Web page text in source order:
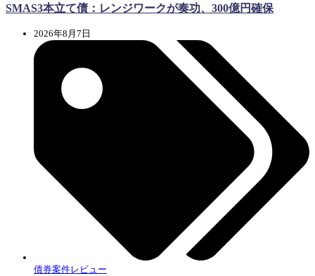
SMAS3本立て債：レンジワークが奏功、300億円確保
2026年8月7日
債券案件レビュー